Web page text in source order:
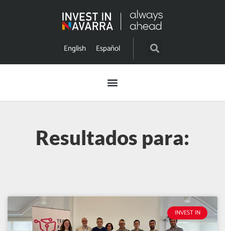
English Español
Resultados para:
INVEST IN